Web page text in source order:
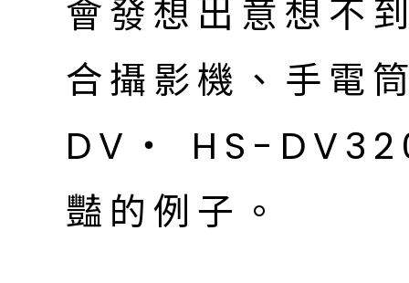
會發想出意想不
合攝影機、手電
DV‧ HS-
豔的例子。